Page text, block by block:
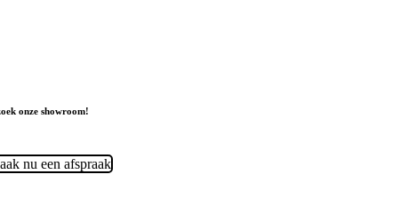
onze showroom!
nu een afspraak